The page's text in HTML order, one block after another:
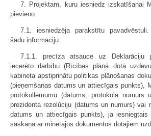
7. Projektam, kuru iesniedz izskatīšanai
pievieno:
7.1. iesniedzēja parakstītu
šādu informāciju:
7.1.1. precīza atsauce uz Deklarāciju
iecerēto darbību (Rīcības plānā dotā
kabineta apstiprinātu politikas plānošanas
(pieņemšanas datums un attiecīgais punkts),
protokollēmumu (datums, protokola numurs
prezidenta rezolūciju (datums un numurs) vai
datums un attiecīgais punkts), ja iesniegtais
saskaņā ar minētajos dokumentos dotajiem